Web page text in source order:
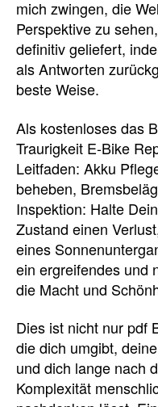
mich zwingen, die
Perspektive zu
definitiv geliefert,
als Antworten
beste Weise.
Als kostenloses das
Traurigkeit E-Bike
Leitfaden: Akku
beheben,
Inspektion: Halte
Zustand einen
eines
ein ergreifendes und
die Macht und
Dies ist nicht nur pdf
die dich umgibt,
und dich lange nach
Komplexität